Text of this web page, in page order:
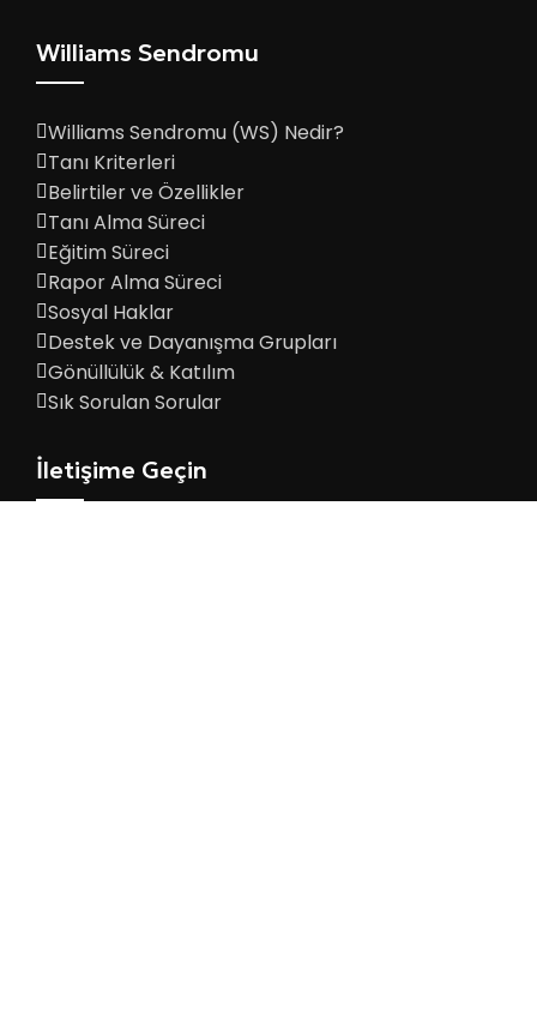
Williams Sendromu
Williams Sendromu (WS) Nedir?
Tanı Kriterleri
Belirtiler ve Özellikler
Tanı Alma Süreci
Eğitim Süreci
Rapor Alma Süreci
Sosyal Haklar
Destek ve Dayanışma Grupları
Gönüllülük & Katılım
Sık Sorulan Sorular
İletişime Geçin